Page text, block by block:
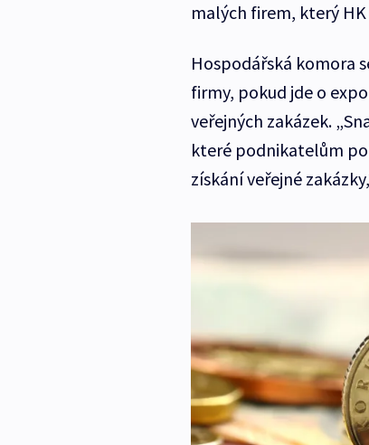
malých firem, který
Hospodářská komora
firmy, pokud jde o
veřejných zakázek.
které podnikatelům
získání veřejné